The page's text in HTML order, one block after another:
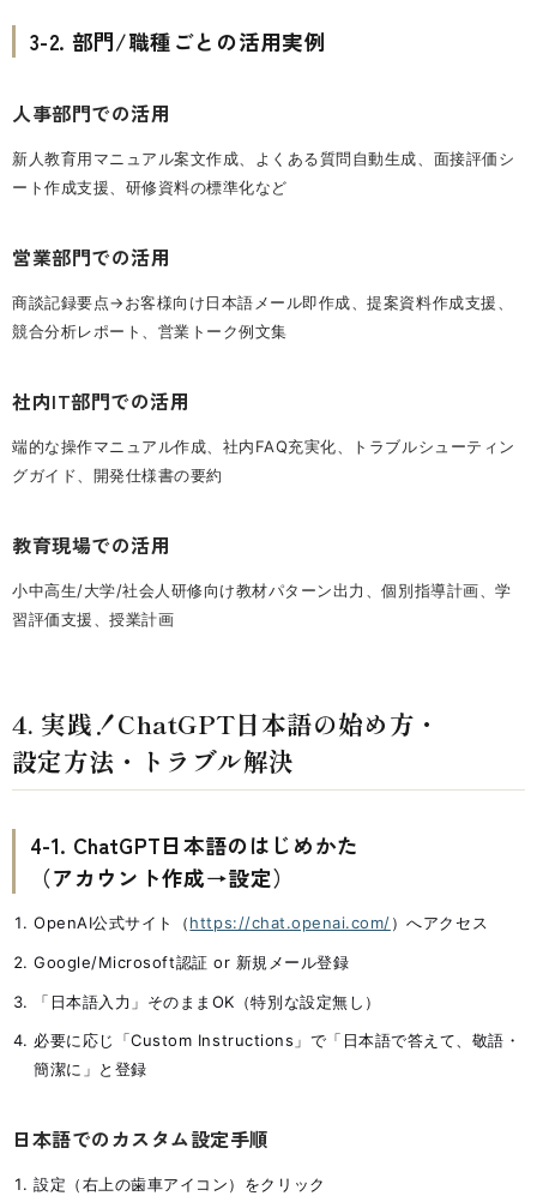
3-2. 部門/職種ごとの活用実例
人事部門での活用
新人教育用マニュアル案文作成、よくある質問自動生成、面接評価シ
ート作成支援、研修資料の標準化など
営業部門での活用
商談記録要点→お客様向け日本語メール即作成、提案資料作成支援、
競合分析レポート、営業トーク例文集
社内IT部門での活用
端的な操作マニュアル作成、社内FAQ充実化、トラブルシューティン
グガイド、開発仕様書の要約
教育現場での活用
小中高生/大学/社会人研修向け教材パターン出力、個別指導計画、学
習評価支援、授業計画
4. 実践！ChatGPT日本語の始め方・
設定方法・トラブル解決
4-1. ChatGPT日本語のはじめかた
（アカウント作成→設定）
OpenAI公式サイト（https://chat.openai.com/）へアクセス
Google/Microsoft認証 or 新規メール登録
「日本語入力」そのままOK（特別な設定無し）
必要に応じ「Custom Instructions」で「日本語で答えて、敬語・
簡潔に」と登録
日本語でのカスタム設定手順
設定（右上の歯車アイコン）をクリック